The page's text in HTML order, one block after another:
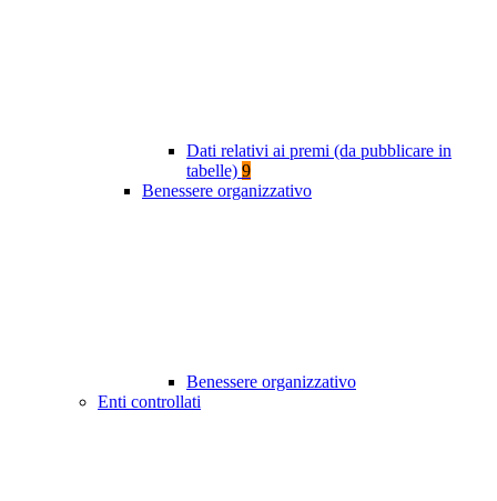
Dati relativi ai premi (da pubblicare in
tabelle) 9
Benessere organizzativo
Benessere organizzativo
Enti controllati